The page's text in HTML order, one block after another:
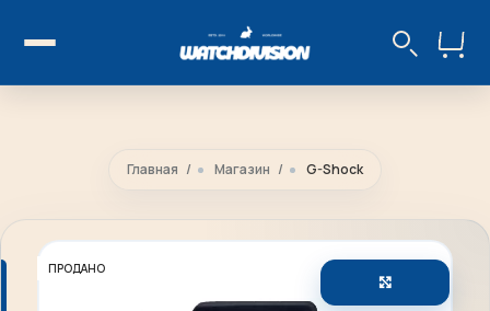
Главная Магазин G-Shock
ПРОДАНО